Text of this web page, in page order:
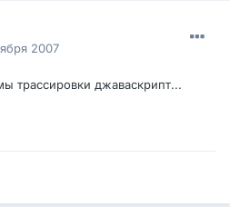
2007
трассировки джаваскрипт...